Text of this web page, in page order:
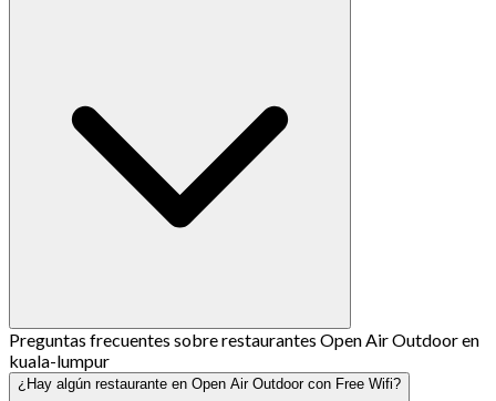
Preguntas frecuentes sobre restaurantes Open Air Outdoor en
kuala-lumpur
¿Hay algún restaurante en Open Air Outdoor con Free Wifi?